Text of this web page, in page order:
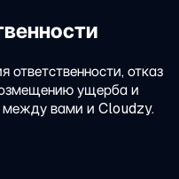
ответственности, отказ
ущерба и
между вами и Cloudzy.